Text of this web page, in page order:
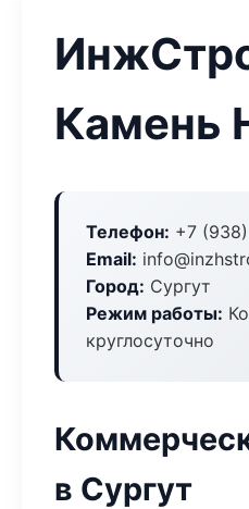
Камень
Телефон: +7
Email:
Город: Сургут
Режим работы:
круглосуточно
в Сургут